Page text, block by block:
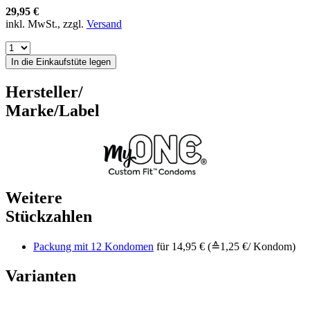
29,95 €
inkl. MwSt., zzgl. Versand
In die Einkaufstüte legen
Hersteller/
Marke/Label
Weitere
Stückzahlen
Packung mit 12 Kondomen für 14,95 € (≙1,25 €/ Kondom)
Varianten